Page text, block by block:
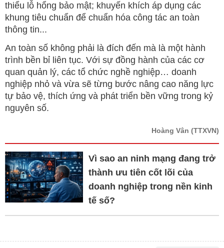
thiểu lỗ hổng bảo mật; khuyến khích áp dụng các
khung tiêu chuẩn để chuẩn hóa công tác an toàn
thông tin...
An toàn số không phải là đích đến mà là một hành
trình bền bỉ liên tục. Với sự đồng hành của các cơ
quan quản lý, các tổ chức nghề nghiệp… doanh
nghiệp nhỏ và vừa sẽ từng bước nâng cao năng lực
tự bảo vệ, thích ứng và phát triển bền vững trong kỷ
nguyên số.
Hoàng Vân (TTXVN)
Vì sao an ninh mạng đang trở
thành ưu tiên cốt lõi của
doanh nghiệp trong nền kinh
tế số?